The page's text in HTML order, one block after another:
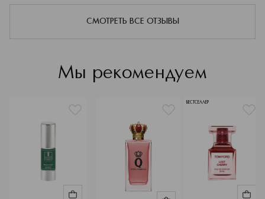
граней красоты.
Подробнее
СМОТРЕТЬ ВСЕ ОТЗЫВЫ
Мы рекомендуем
БЕСТСЕЛЛЕР